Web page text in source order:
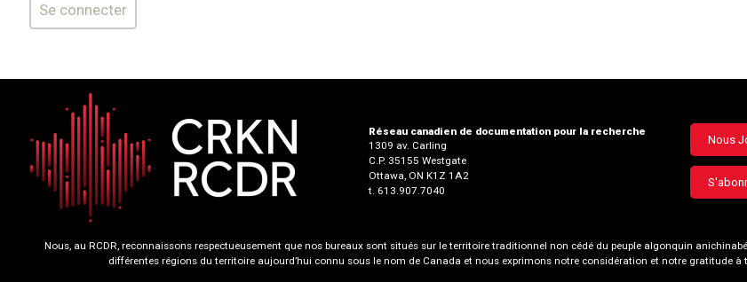
Réseau canadien de documentation pour la recherche
1309 av. Carling
C.P. 35155 Westgate
Ottawa, ON K1Z 1A2
t. 613.907.7040
menu
Nous
Nous, au RCDR, reconnaissons respectueusement que nos bureaux sont situés sur le territoire traditionnel non cédé du peuple algonquin
différentes régions du territoire aujourd’hui connu sous le nom de Canada et nous exprimons notre considération et notre gratitude